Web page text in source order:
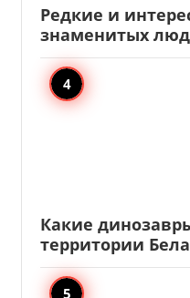
Редкие и
знаменитых
Какие
территории